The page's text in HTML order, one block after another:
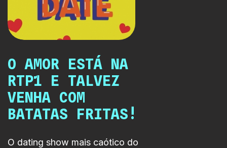
O AMOR ESTÁ NA
RTP1 E TALVEZ
VENHA COM
BATATAS FRITAS!
O dating show mais caótico do